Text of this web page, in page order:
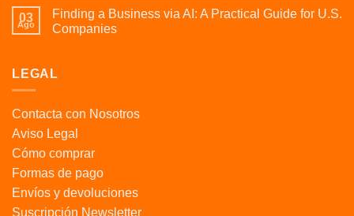
03
Ago
Finding a Business via AI: A Practical Guide for U.S.
Companies
LEGAL
Contacta con Nosotros
Aviso Legal
Cómo comprar
Formas de pago
Envíos y devoluciones
Suscripción Newsletter